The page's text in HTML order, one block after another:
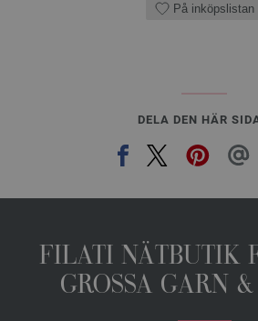
På inköpslistan
DELA DEN HÄR
FILATI NÄTBUTIK
GROSSA GARN